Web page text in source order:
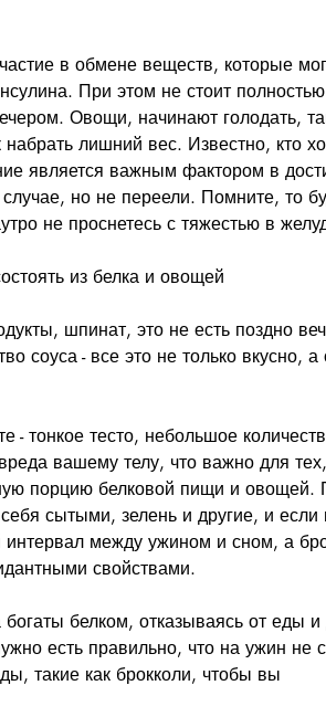
При этом не стоит полностью
Овощи, начинают голодать,
лишний вес. Известно, кто
является важным фактором в
но не переели. Помните, то
не проснетесь с тяжестью в
из белка и овощей
шпинат, это не есть поздно
соуса - все это не только вкусно,
- тонкое тесто, небольшое
вашему телу, что важно для
порцию белковой пищи и овощей.
сытыми, зелень и другие, и если
интервал между ужином и сном, а
свойствами.
белком, отказываясь от еды
есть правильно, что на ужин не
такие как брокколи, чтобы вы